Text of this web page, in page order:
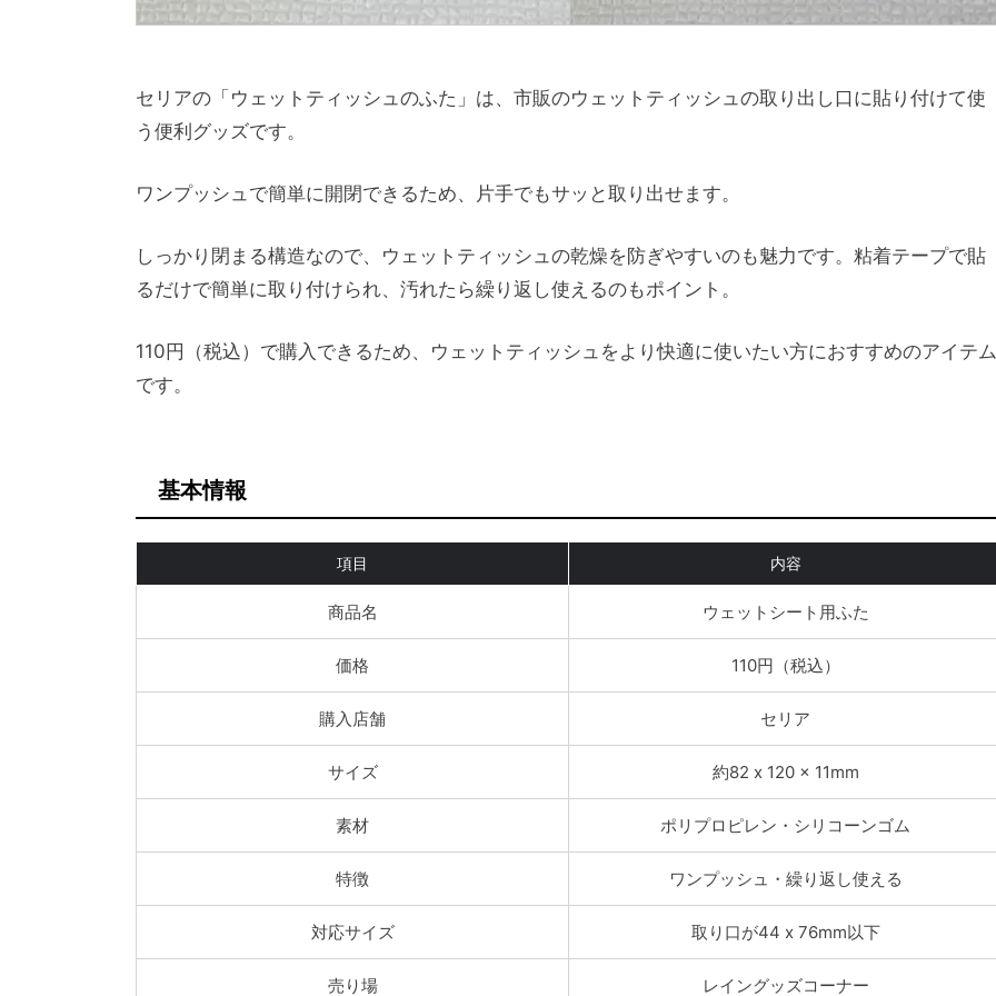
セリアの「ウェットティッシュのふた」は、市販のウェットティッシュの取り出し口に貼り付けて使
う便利グッズです。
ワンプッシュで簡単に開閉できるため、片手でもサッと取り出せます。
しっかり閉まる構造なので、ウェットティッシュの乾燥を防ぎやすいのも魅力です。粘着テープで貼
るだけで簡単に取り付けられ、汚れたら繰り返し使えるのもポイント。
110円（税込）で購入できるため、ウェットティッシュをより快適に使いたい方におすすめのアイテム
です。
基本情報
項目 内容
商品名 ウェットシート用ふた
価格 110円（税込）
購入店舗 セリア
サイズ 約82 x 120 x 11mm
素材 ポリプロピレン・シリコーンゴム
特徴 ワンプッシュ・繰り返し使える
対応サイズ 取り口が44 x 76mm以下
売り場 レイングッズコーナー